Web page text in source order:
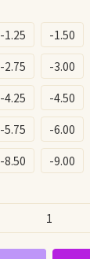
-1.25 -1.50
-2.75 -3.00
-4.25 -4.50
-5.75 -6.00
-8.50 -9.00